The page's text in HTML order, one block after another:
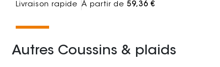
Livraison rapide À partir de 59,36 €
Autres Coussins & plaids